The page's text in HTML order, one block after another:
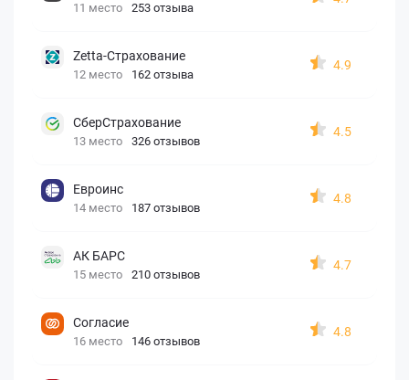
11 место 253 отзыва
Zetta-Страхование
12 место 162 отзыва
4.9
СберСтрахование
13 место 326 отзывов
4.5
Евроинс
14 место 187 отзывов
4.8
АК БАРС
15 место 210 отзывов
4.7
Согласие
16 место 146 отзывов
4.8